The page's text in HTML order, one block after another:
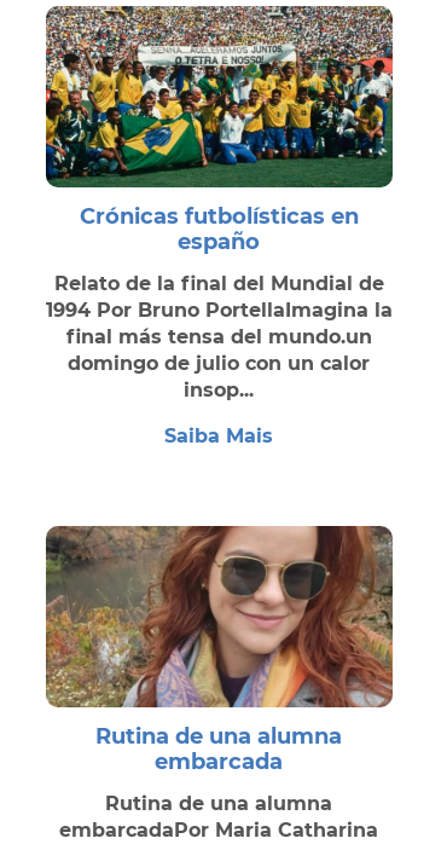
Crónicas futbolísticas en
españo
Relato de la final del Mundial de
1994 Por Bruno PortellaImagina la
final más tensa del mundo.un
domingo de julio con un calor
insop...
Saiba Mais
Rutina de una alumna
embarcada
Rutina de una alumna
embarcadaPor Maria Catharina